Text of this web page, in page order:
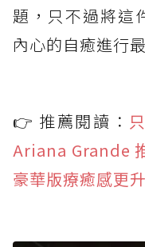
題，只不過將這
內心的自癒進行
👉 推薦閱讀：
Ariana Grande
豪華版療癒感更